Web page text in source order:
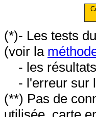
(*)- Les tests
(voir la
- les
- l'erreur sur
(**) Pas de